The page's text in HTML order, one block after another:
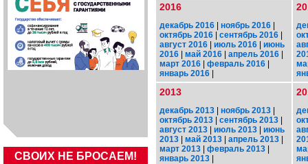
СВОИХ НЕ БРОСАЕМ!
2016
декабрь 2016 | ноябрь 2016 |
октябрь 2016 | сентябрь 2016 |
август 2016 | июль 2016 | июнь
2016 | май 2016 | апрель 2016 |
март 2016 | февраль 2016 |
январь 2016 |
2013
декабрь 2013 | ноябрь 2013 |
октябрь 2013 | сентябрь 2013 |
август 2013 | июль 2013 | июнь
2013 | май 2013 | апрель 2013 |
март 2013 | февраль 2013 |
январь 2013 |